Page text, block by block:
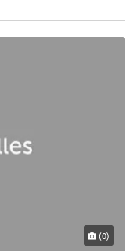
(0)